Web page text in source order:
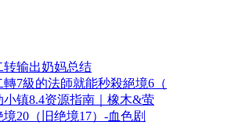
转输出奶妈总结
7級的法師就能秒殺絕境6（
镇8.4资源指南｜橡木&萤
20（旧绝境17）-血色剧